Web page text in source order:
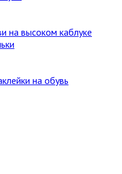
на высоком каблуке
на обувь